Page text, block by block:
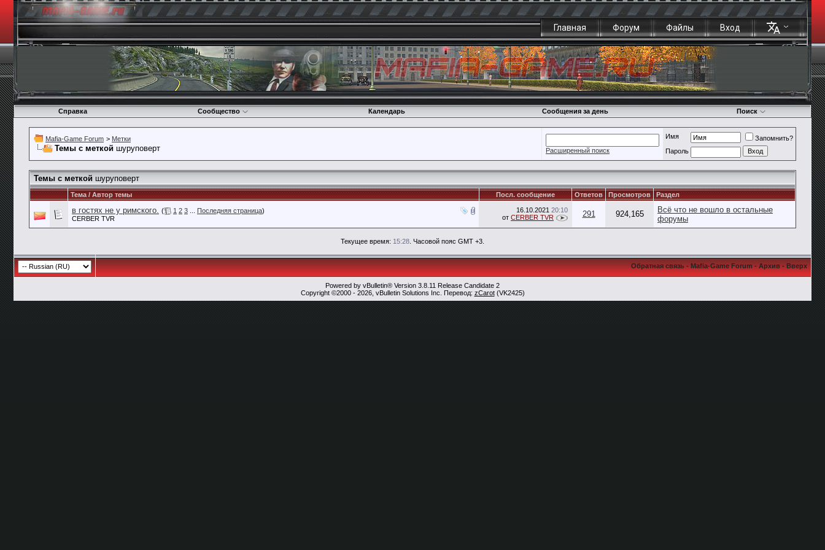
Главная Форум Файлы Вход
Справка Сообщество Календарь Сообщения за день Поиск
Mafia-Game Forum > Метки
Темы с меткой шуруповерт Расширенный поиск
Имя
Запомнить?
Пароль
Темы с меткой шуруповерт
Тема / Автор темы Посл. сообщение Ответов Просмотров Раздел
в гостях не у римского. ( 1 2 3 Последняя страница)
CERBER TVR
16.10.2021 20:10
от CERBER TVR 291 924,165
Всё что не вошло в остальные
форумы
Текущее время: 15:28 . Часовой пояс GMT +3.
Обратная связь-Mafia-Game Forum-Архив-Вверх
Powered by vBulletin® Version 3.8.11 Release Candidate 2
Copyright ©2000 - 2026, vBulletin Solutions Inc. Перевод: zCarot(VK2425)